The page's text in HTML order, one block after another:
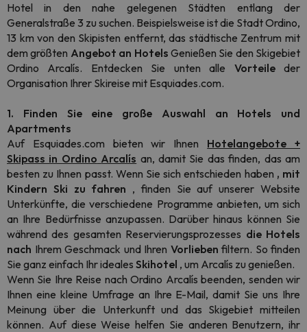
Hotel in den nahe gelegenen Städten entlang der
Generalstraße 3 zu suchen. Beispielsweise ist die Stadt Ordino,
13 km von den Skipisten entfernt, das städtische Zentrum mit
dem größten Angebot an Hotels Genießen Sie den Skigebiet
Ordino Arcalís. Entdecken Sie unten alle Vorteileder
Organisation Ihrer Skireise mit Esquiades.com.
1. Finden Sie eine große Auswahl an Hotels und
Apartments
Auf Esquiades.com bieten wir Ihnen Hotelangebote +
Skipass in Ordino Arcalís an, damit Sie das finden, das am
besten zu Ihnen passt. Wenn Sie sich entschieden haben , mit
Kindern Ski zu fahren , finden Sie auf unserer Website
Unterkünfte, die verschiedene Programme anbieten, um sich
an Ihre Bedürfnisse anzupassen. Darüber hinaus können Sie
während des gesamten Reservierungsprozesses die Hotels
nach Ihrem Geschmack und Ihren Vorlieben filtern. So finden
Sie ganz einfach Ihr ideales Skihotel , um Arcalís zu genießen.
Wenn Sie Ihre Reise nach Ordino Arcalís beenden, senden wir
Ihnen eine kleine Umfrage an Ihre E-Mail, damit Sie uns Ihre
Meinung über die Unterkunft und das Skigebiet mitteilen
können. Auf diese Weise helfen Sie anderen Benutzern, ihr